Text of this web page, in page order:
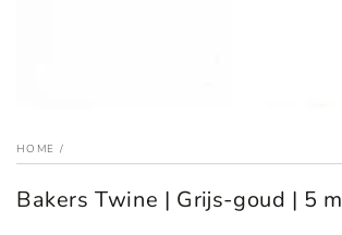
HOME /
Bakers Twine | Grijs-goud | 5 m